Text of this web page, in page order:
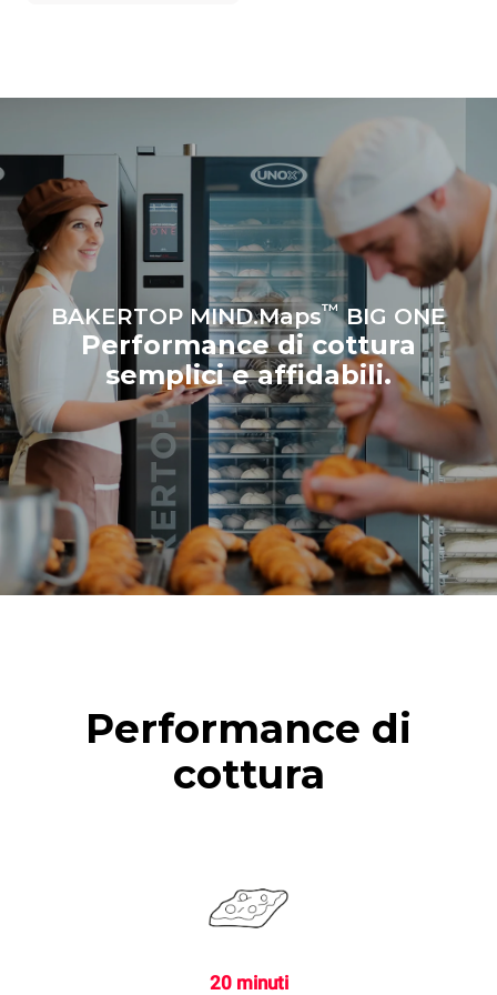
rinnovabili.Greenhouse
BAKERTOP MIND.Maps™BIG ONE
Performance di cottura
semplici e affidabili.
Performance di
cottura
20 minuti